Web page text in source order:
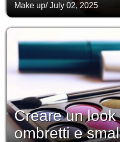
Make up/July 02, 2025
Creare un
ombretti e